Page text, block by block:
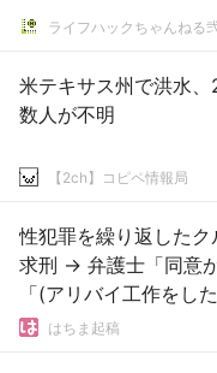
ライフハックちゃんねる
米テキサス州で洪水
数人が不明
【2ch】コピペ情報局
性犯罪を繰り返した
求刑 → 弁護士「同意
「(アリバイ工作をし
慮が足りなかった」
はちま起稿